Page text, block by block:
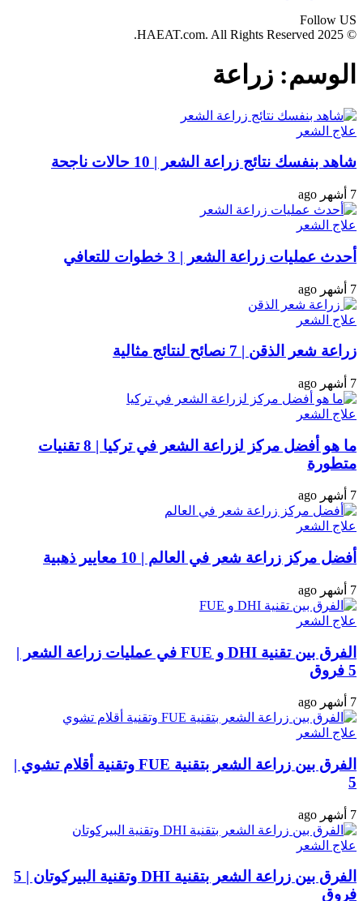
Follow US
© 2025 HAEAT.com. All Rights Reserved.
الوسم: زراعة
علاج الشعر
شاهد بنفسك نتائج زراعة الشعر | 10 حالات ناجحة
7 أشهر ago
علاج الشعر
أحدث عمليات زراعة الشعر | 3 خطوات للتعافي
7 أشهر ago
علاج الشعر
زراعة شعر الذقن | 7 نصائح لنتائج مثالية
7 أشهر ago
علاج الشعر
ما هو أفضل مركز لزراعة الشعر في تركيا | 8 تقنيات
متطورة
7 أشهر ago
علاج الشعر
أفضل مركز زراعة شعر في العالم | 10 معايير ذهبية
7 أشهر ago
علاج الشعر
الفرق بين تقنية DHI و FUE في عمليات زراعة الشعر |
5 فروق
7 أشهر ago
علاج الشعر
الفرق بين زراعة الشعر بتقنية FUE وتقنية أقلام تشوي |
5
7 أشهر ago
علاج الشعر
الفرق بين زراعة الشعر بتقنية DHI وتقنية البيركوتان | 5
فروق